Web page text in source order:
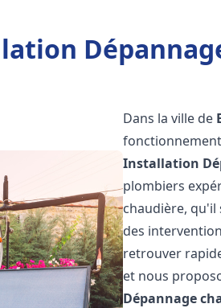
Dans la ville de
Installation
plombiers
chaudière,
des
retrouver
et nous
Dépannage